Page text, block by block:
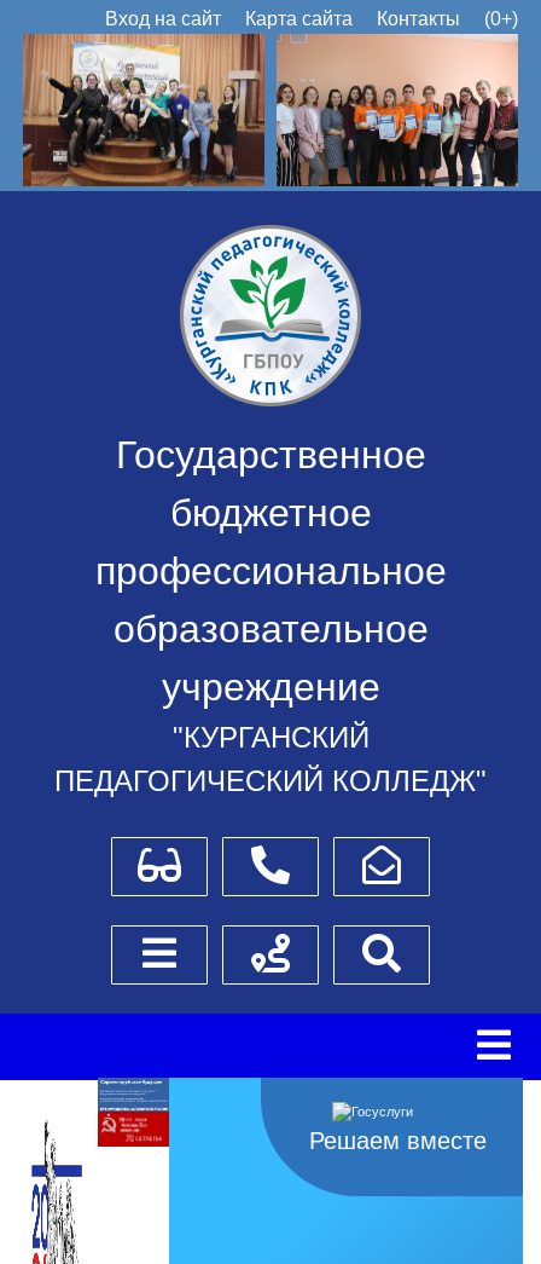
Вход на сайт Карта сайта Контакты (0+)
Государственное
бюджетное
профессиональное
образовательное
учреждение
"КУРГАНСКИЙ
ПЕДАГОГИЧЕСКИЙ КОЛЛЕДЖ"
Для слабовидящихТелефоныНаписать обращение
Боковое менюСхема проезда
Решаем вместе